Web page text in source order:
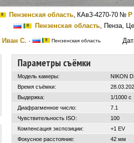
Пензенская область, КАвЗ-4270-70 № Р
Пензенская область, Пенза,
Иван С. · Пензенская область
Параметры съёмки
Модель камеры:
NIKON
Время съёмки:
Выдержка:
1/1000 с
Диафрагменное число:
7.1
Чувствительность ISO:
100
Компенсация экспозиции:
+1 EV
Фокусное расстояние:
42 мм